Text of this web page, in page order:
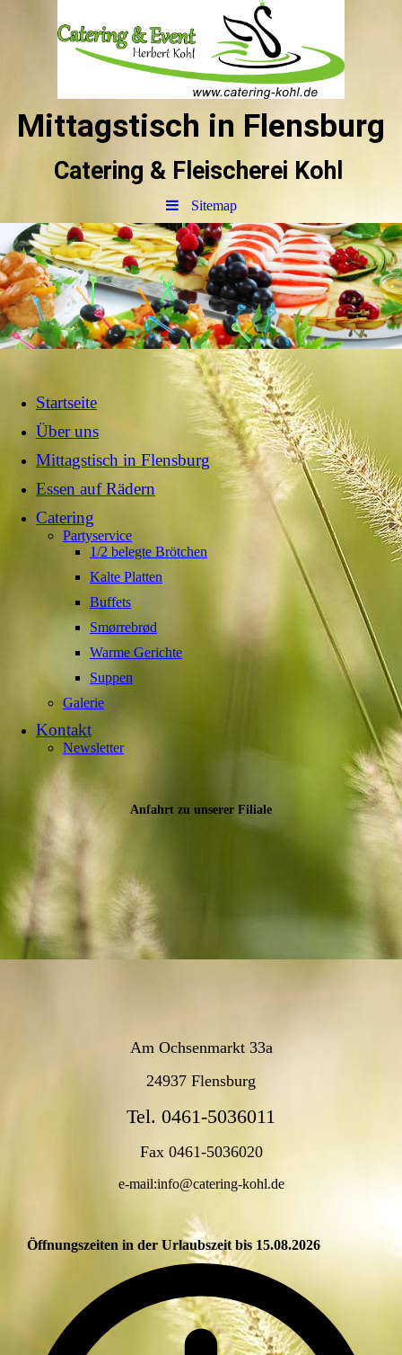
Mittagstisch in Flensburg
Catering & Fleischerei Kohl
Sitemap
Startseite
Über uns
Mittagstisch in Flensburg
Essen auf Rädern
Catering
Partyservice
1/2 belegte Brötchen
Kalte Platten
Buffets
Smørrebrød
Warme Gerichte
Suppen
Galerie
Kontakt
Newsletter
Anfahrt zu unserer Filiale
Am Ochsenmarkt 33a
24937 Flensburg
Tel. 0461-5036011
Fax 0461-5036020
e-mail:info@catering-kohl.de
Öffnungszeiten in der Urlaubszeit bis 15.08.2026